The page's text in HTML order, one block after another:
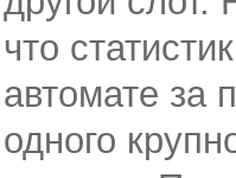
что
автомате за
одного